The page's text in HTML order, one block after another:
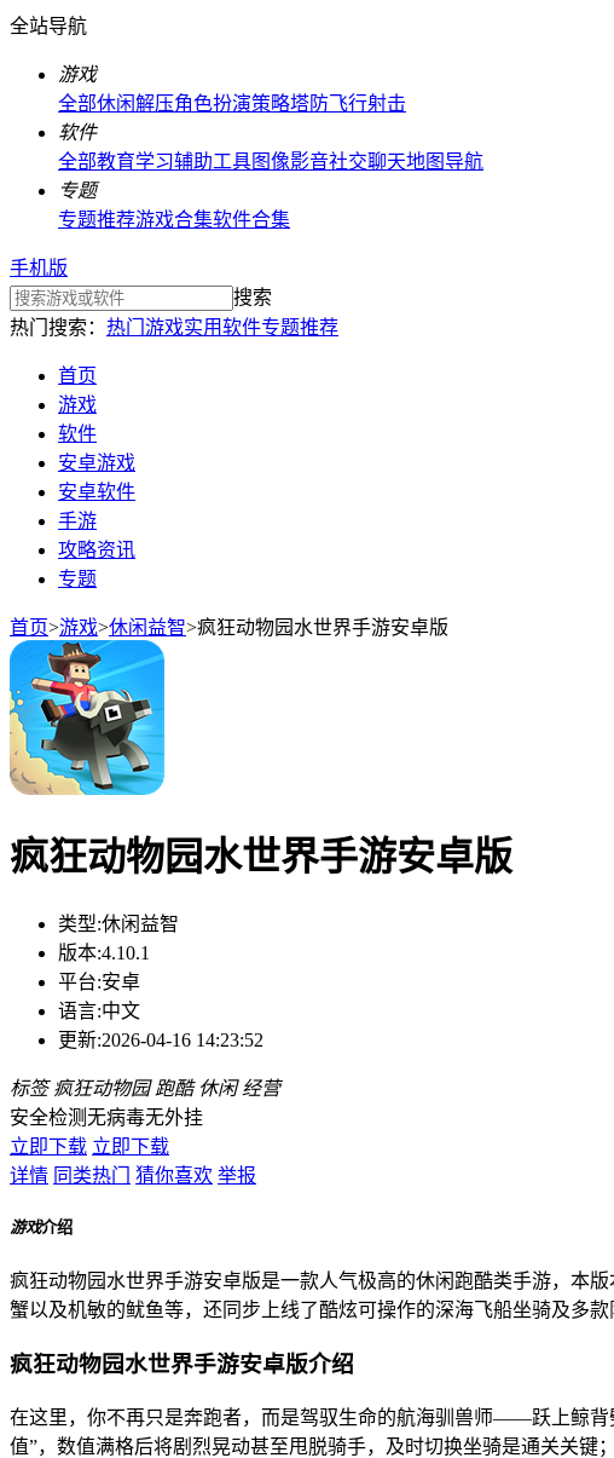
全站导航
游戏
全部休闲解压角色扮演策略塔防飞行射击
软件
全部教育学习辅助工具图像影音社交聊天地图导航
专题
专题推荐游戏合集软件合集
手机版
搜索
热门搜索： 热门游戏实用软件专题推荐
首页
游戏
软件
安卓游戏
安卓软件
手游
攻略资讯
专题
首页>游戏>休闲益智>疯狂动物园水世界手游安卓版
疯狂动物园水世界手游安卓版
类型:休闲益智
版本:4.10.1
平台:安卓
语言:中文
更新:2026-04-16 14:23:52
标签 疯狂动物园 跑酷 休闲 经营
安全检测无病毒无外挂
立即下载 立即下载
详情 同类热门 猜你喜欢 举报
游戏介绍
疯狂动物园水世界手游安卓版是一款人气极高的休闲跑酷类手游，本
蟹以及机敏的鱿鱼等，还同步上线了酷炫可操作的深海飞船坐骑及多款
疯狂动物园水世界手游安卓版介绍
在这里，你不再只是奔跑者，而是驾驭生命的航海驯兽师——跃上鲸
值”，数值满格后将剧烈晃动甚至甩脱骑手，及时切换坐骑是通关关键